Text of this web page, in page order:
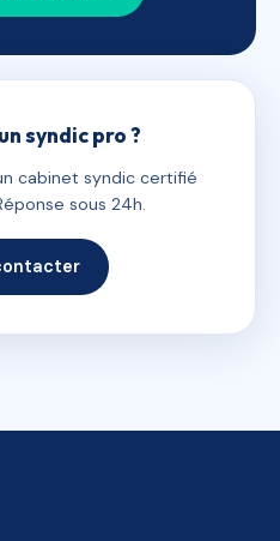
syndic pro ?
cabinet syndic certifié
sous 24h.